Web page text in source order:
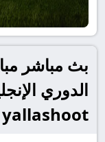
بث مباشر
الدوري
yallashoot